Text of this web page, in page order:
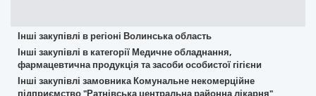
Інші закупівлі в регіоні Волинська область
Інші закупівлі в категорії Медичне обладнання,
фармацевтична продукція та засоби особистої гігієни
Інші закупівлі замовника Комунальне некомерційне
підприємство "Ратнівська центральна районна лікарня"